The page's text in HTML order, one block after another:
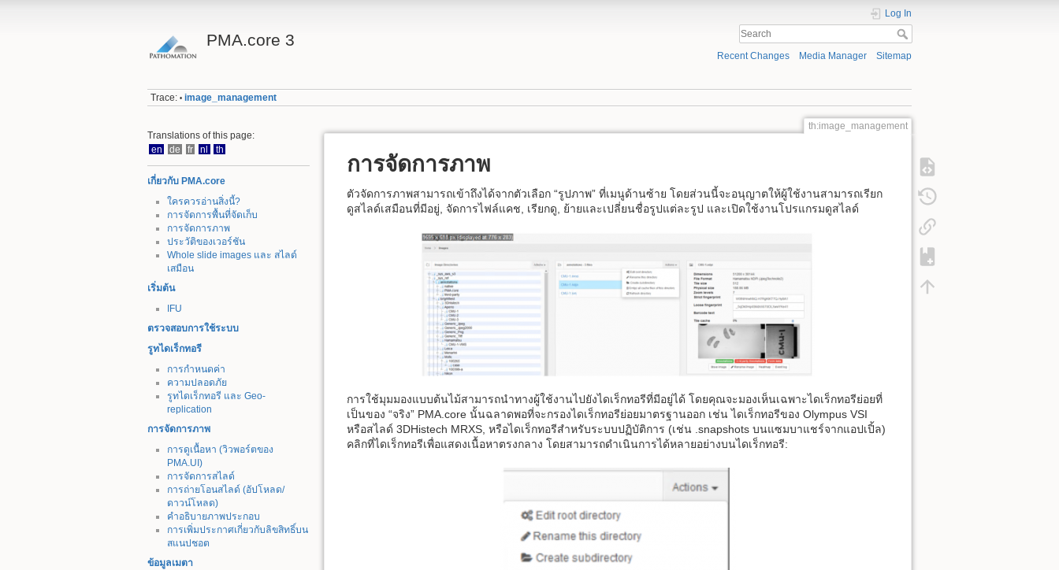
PMA.core 3
Log In
Recent Changes Media Manager Sitemap
Trace: • image_management
Translations of this page:
en
de fr nl th
เกี่ยวกับ PMA.core
ใครควรอ่านสิ่งนี้?
การจัดการพื้นที่จัดเก็บ
การจัดการภาพ
ประวัติของเวอร์ชัน
Whole slide images และ สไลด์
เสมือน
เริ่มต้น
IFU
ตรวจสอบการใช้ระบบ
รูทไดเร็กทอรี
การกำหนดค่า
ความปลอดภัย
รูทไดเร็กทอรี และ Geo-
replication
การจัดการภาพ
การดูเนื้อหา (วิวพอร์ตของ
PMA.UI)
การจัดการสไลด์
การถ่ายโอนสไลด์ (อัปโหลด/
ดาวน์โหลด)
คำอธิบายภาพประกอบ
การเพิ่มประกาศเกี่ยวกับลิขสิทธิ์บน
สแนปชอต
ข้อมูลเมตา
th:image_management
การจัดการภาพ
ตัวจัดการภาพสามารถเข้าถึงได้จากตัวเลือก “รูปภาพ” ที่เมนูด้านซ้าย โดยส่วนนี้จะอนุญาตให้ผู้ใช้งานสามารถเรียก
ดูสไลด์เสมือนที่มีอยู่, จัดการไฟล์แคช, เรียกดู, ย้ายและเปลี่ยนชื่อรูปแต่ละรูป และเปิดใช้งานโปรแกรมดูสไลด์
การใช้มุมมองแบบต้นไม้สามารถนำทางผู้ใช้งานไปยังไดเร็กทอรีที่มีอยู่ได้ โดยคุณจะมองเห็นเฉพาะไดเร็กทอรีย่อยที่
เป็นของ “จริง” PMA.core นั้นฉลาดพอที่จะกรองไดเร็กทอรีย่อยมาตรฐานออก เช่น ไดเร็กทอรีของ Olympus VSI
หรือสไลด์ 3DHistech MRXS, หรือไดเร็กทอรีสำหรับระบบปฏิบัติการ (เช่น .snapshots บนแซมบาแชร์จากแอปเปิ้ล)
คลิกที่ไดเร็กทอรีเพื่อแสดงเนื้อหาตรงกลาง โดยสามารถดำเนินการได้หลายอย่างบนไดเร็กทอรี: